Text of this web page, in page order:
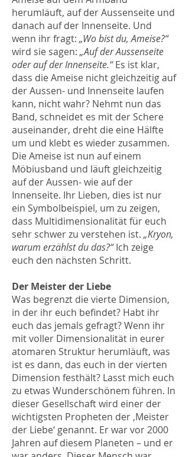
herumläuft, auf der Aussenseite und
danach auf der Innenseite. Und
wenn ihr fragt: „Wo bist du, Ameise?“
wird sie sagen: „Auf der Aussenseite
oder auf der Innenseite.“Es ist klar,
dass die Ameise nicht gleichzeitig auf
der Aussen- und Innenseite laufen
kann, nicht wahr? Nehmt nun das
Band, schneidet es mit der Schere
auseinander, dreht die eine Hälfte
um und klebt es wieder zusammen.
Die Ameise ist nun auf einem
Möbiusband und läuft gleichzeitig
auf der Aussen- wie auf der
Innenseite. Ihr Lieben, dies ist nur
ein Symbolbeispiel, um zu zeigen,
dass Multidimensionalität für euch
sehr schwer zu verstehen ist. „Kryon,
warum erzählst du das?“Ich zeige
euch den nächsten Schritt.
Der Meister der Liebe
Was begrenzt die vierte Dimension,
in der ihr euch befindet? Habt ihr
euch das jemals gefragt? Wenn ihr
mit voller Dimensionalität in eurer
atomaren Struktur herumläuft, was
ist es dann, das euch in der vierten
Dimension festhält? Lasst mich euch
zu etwas Wunderschönem führen. In
dieser Gesellschaft wird einer der
wichtigsten Propheten der ‚Meister
der Liebe‘ genannt. Er war vor 2000
Jahren auf diesem Planeten – und er